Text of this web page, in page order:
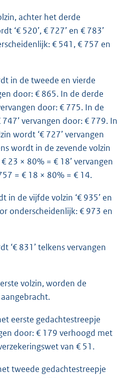
achter het derde
‘€ 520’, € 727’ en € 783’
€ 541, € 757 en
in de tweede en vierde
door: € 865. In de derde
door: € 775. In de
vervangen door: € 779. In
wordt ‘€ 727’ vervangen
wordt in de zevende volzin
23 × 80% = € 18’ vervangen
= € 18 × 80% = € 14.
in de vijfde volzin ‘€ 935’ en
onderscheidenlijk: € 973 en
‘€ 831’ telkens vervangen
volzin, worden de
eerste gedachtestreepje
door: € 179 verhoogd met
van € 51.
tweede gedachtestreepje